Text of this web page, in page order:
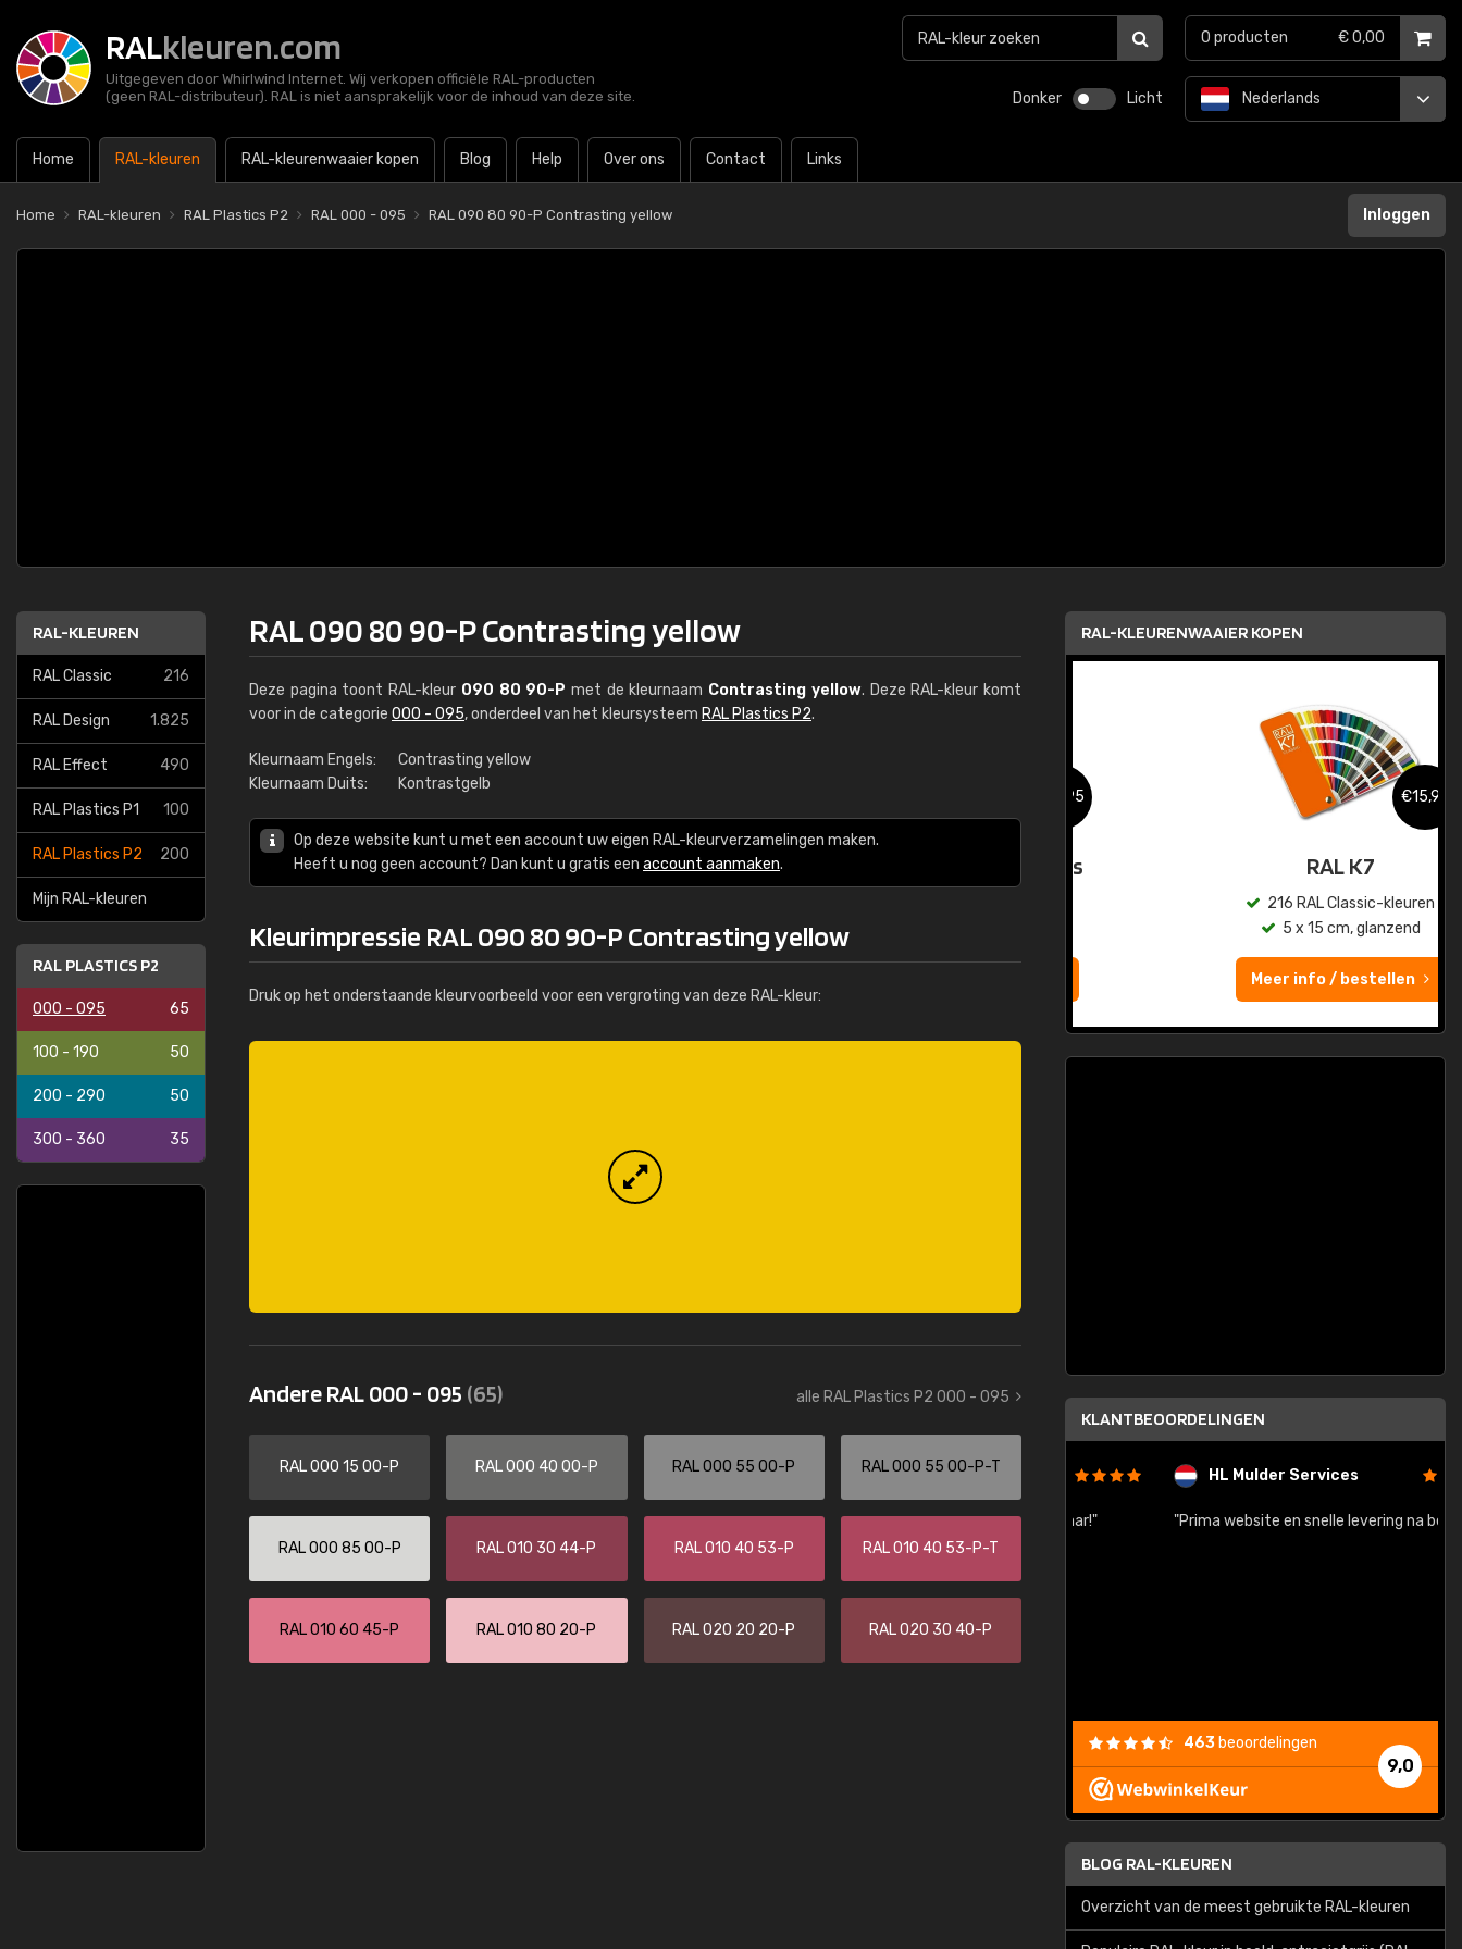
RALkleuren.com
Uitgegeven door Whirlwind Internet. Wij verkopen officiële RAL-producten
(geen RAL-distributeur). RAL is niet aansprakelijk voor de inhoud van deze site.
Donker Licht
Home RAL-kleuren RAL-kleurenwaaier kopen Blog Help Over ons Contact Links
Nederlands
0 producten € 0,00
Home RAL-kleuren RAL Plastics P2 RAL 000 - 095 RAL 090 80 90-P Contrasting yellow Inloggen
RAL-KLEUREN
RAL Classic 216
RAL Design 1.825
RAL Effect 490
RAL Plastics P1 100
RAL Plastics P2 200
Mijn RAL-kleuren
RAL PLASTICS P2
000 - 095 65
100 - 190 50
200 - 290 50
300 - 360 35
RAL 090 80 90-P Contrasting yellow
Deze pagina toont RAL-kleur 090 80 90-P met de kleurnaam Contrasting yellow. Deze RAL-kleur komt
voor in de categorie 000 - 095, onderdeel van het kleursysteem RAL Plastics P2.
Kleurnaam Engels:
Contrasting yellow
Kleurnaam Duits:
Kontrastgelb
Op deze website kunt u met een account uw eigen RAL-kleurverzamelingen maken.
Heeft u nog geen account? Dan kunt u gratis een account aanmaken.
Kleurimpressie RAL 090 80 90-P Contrasting yellow
Druk op het onderstaande kleurvoorbeeld voor een vergroting van deze RAL-kleur:
Andere RAL 000 - 095 (65) alle RAL Plastics P2 000 - 095
RAL 000 15 00-P RAL 000 40 00-P RAL 000 55 00-P RAL 000 55 00-P-T
RAL 000 85 00-P RAL 010 30 44-P RAL 010 40 53-P RAL 010 40 53-P-T
RAL 010 60 45-P RAL 010 80 20-P RAL 020 20 20-P RAL 020 30 40-P
RAL-KLEURENWAAIER KOPEN
RAL K7 op waterbasis
5 x 15 cm, glanzend
€15,95
216 RAL Classic-kleuren
5 x 15 cm, glanzend
Meer info / bestellen
KLANTBEOORDELINGEN
Kambier BV
"Super snelle service en zeer betaalbaar!"
HL Mulder Services
"Prima website en snelle levering na bestelling"
9,0
463 beoordelingen
BLOG RAL-KLEUREN
Overzicht van de meest gebruikte RAL-kleuren